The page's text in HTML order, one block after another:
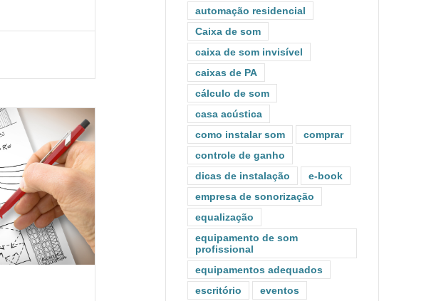
automação residencial
Caixa de som
caixa de som invisível
caixas de PA
cálculo de som
casa acústica
como instalar som
comprar
controle de ganho
dicas de instalação
e-book
empresa de sonorização
equalização
equipamento de som
profissional
equipamentos adequados
escritório
eventos